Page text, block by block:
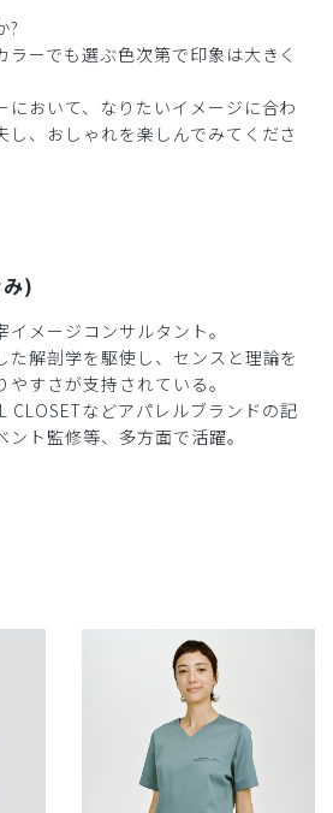
?
ーでも選ぶ色次第で印象は大きく
において、なりたいイメージに合わ
し、おしゃれを楽しんでみてくださ
)
メージコンサルタント。
た解剖学を駆使し、センスと理論を
すさが支持されている。
CLOSETなどアパレルブランドの記
ト監修等、多方面で活躍。